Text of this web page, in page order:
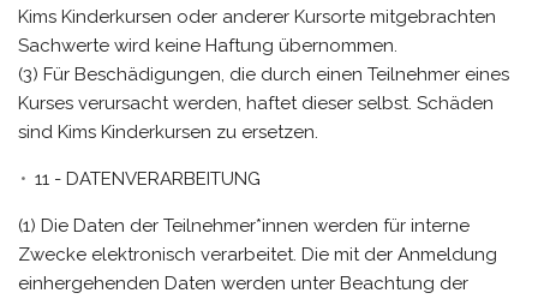
Kims Kinderkursen oder anderer Kursorte mitgebrachten
Sachwerte wird keine Haftung übernommen.
(3) Für Beschädigungen, die durch einen Teilnehmer eines
Kurses verursacht werden, haftet dieser selbst. Schäden
sind Kims Kinderkursen zu ersetzen.
11 - DATENVERARBEITUNG
(1) Die Daten der Teilnehmer*innen werden für interne
Zwecke elektronisch verarbeitet. Die mit der Anmeldung
einhergehenden Daten werden unter Beachtung der